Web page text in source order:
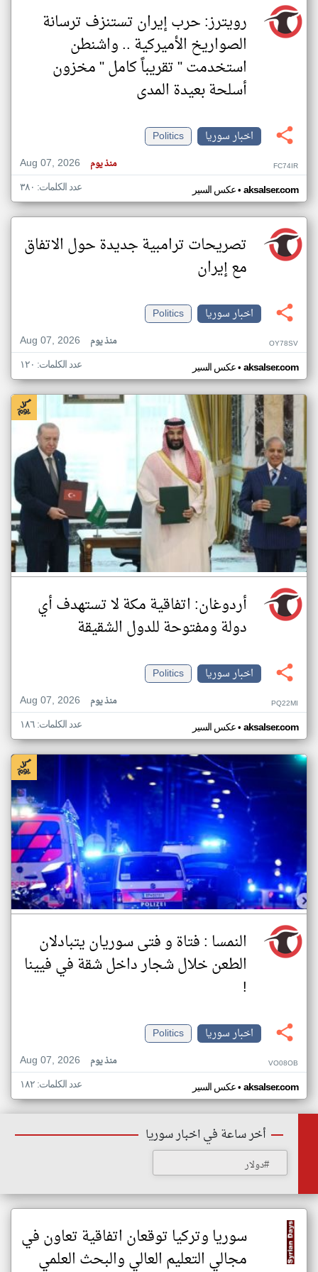
رويترز: حرب إيران تستنزف ترسانة
الصواريخ الأميركية .. واشنطن
استخدمت " تقريباً كامل " مخزون
أسلحة بعيدة المدى
اخبار سوريا
Politics
Aug 07, 2026
منذ يوم FC74IR
عكس السير• aksalser.com عدد الكلمات: ٣٨٠
تصريحات ترامبية جديدة حول الاتفاق
مع إيران
اخبار سوريا
Politics
Aug 07, 2026
منذ يوم OY78SV
عكس السير• aksalser.com عدد الكلمات: ١٢٠
أردوغان: اتفاقية مكة لا تستهدف أي
دولة ومفتوحة للدول الشقيقة
اخبار سوريا
Politics
Aug 07, 2026
منذ يوم PQ22MI
عكس السير• aksalser.com عدد الكلمات: ١٨٦
النمسا : فتاة و فتى سوريان يتبادلان
الطعن خلال شجار داخل شقة في فيينا
!
اخبار سوريا
Politics
Aug 07, 2026
منذ يوم VO08OB
عكس السير• aksalser.com عدد الكلمات: ١٨٢
أخر ساعة في اخبار سوريا
#دولار
سوريا وتركيا توقعان اتفاقية تعاون في
مجالي التعليم العالي والبحث العلمي